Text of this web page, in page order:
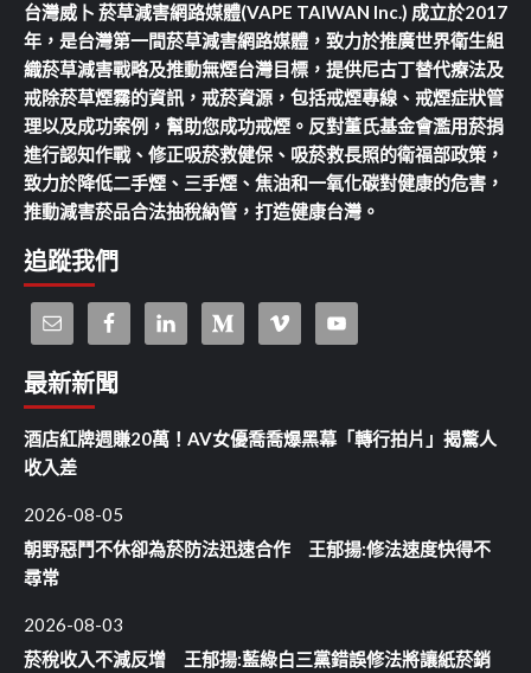
台灣威卜 菸草減害網路媒體(VAPE TAIWAN Inc.) 成立於2017
年，是台灣第一間菸草減害網路媒體，致力於推廣世界衛生組
織菸草減害戰略及推動無煙台灣目標，提供尼古丁替代療法及
戒除菸草煙霧的資訊，戒菸資源，包括戒煙專線、戒煙症狀管
理以及成功案例，幫助您成功戒煙。反對董氏基金會濫用菸捐
進行認知作戰、修正吸菸救健保、吸菸救長照的衛福部政策，
致力於降低二手煙、三手煙、焦油和一氧化碳對健康的危害，
推動減害菸品合法抽稅納管，打造健康台灣。
追蹤我們
最新新聞
酒店紅牌週賺20萬！AV女優喬喬爆黑幕「轉行拍片」揭驚人
收入差
2026-08-05
朝野惡鬥不休卻為菸防法迅速合作 王郁揚:修法速度快得不
尋常
2026-08-03
菸稅收入不減反增 王郁揚:藍綠白三黨錯誤修法將讓紙菸銷